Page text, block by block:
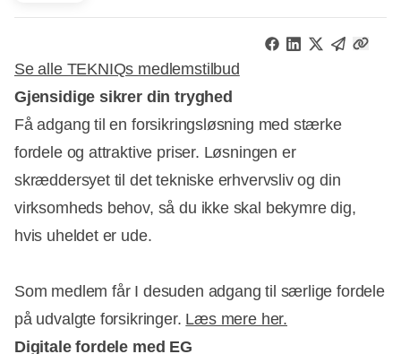
Se alle TEKNIQs medlemstilbud
Gjensidige sikrer din tryghed
Få adgang til en forsikringsløsning med stærke
fordele og attraktive priser. Løsningen er
skræddersyet til det tekniske erhvervsliv og din
virksomheds behov, så du ikke skal bekymre dig,
hvis uheldet er ude.
Som medlem får I desuden adgang til særlige fordele
på udvalgte forsikringer. Læs mere her.
Digitale fordele med EG